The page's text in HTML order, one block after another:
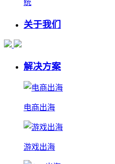
统
关于我们
解决方案
电商出海
游戏出海